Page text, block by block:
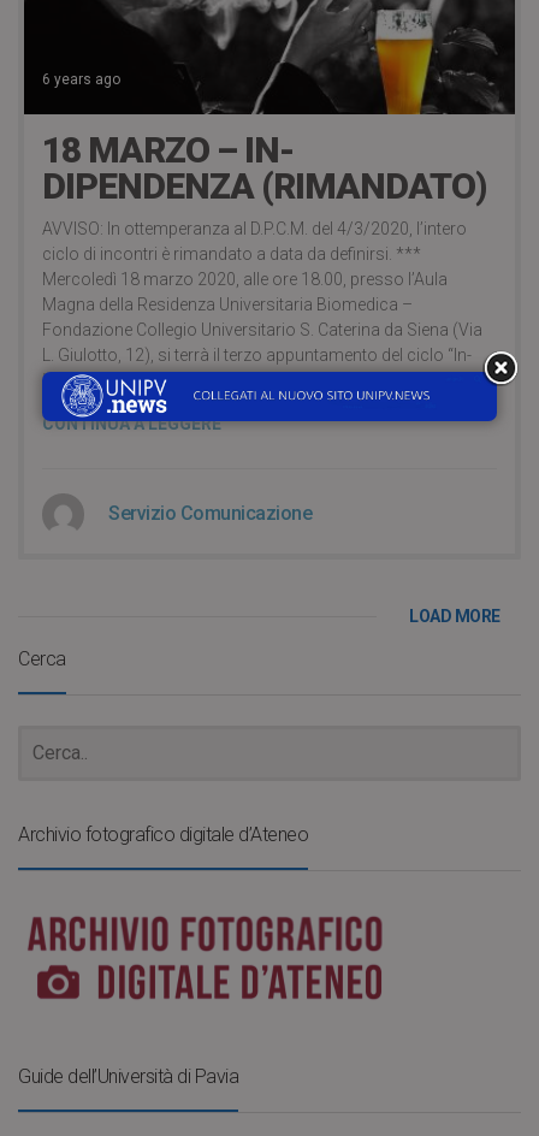
6 years ago
18 MARZO – IN-
DIPENDENZA (RIMANDATO)
AVVISO: In ottemperanza al D.P.C.M. del 4/3/2020, l’intero
ciclo di incontri è rimandato a data da definirsi. ***
Mercoledì 18 marzo 2020, alle ore 18.00, presso l’Aula
Magna della Residenza Universitaria Biomedica –
Fondazione Collegio Universitario S. Caterina da Siena (Via
L. Giulotto, 12), si terrà il terzo appuntamento del ciclo “In-
Dipendenza”, una serie di quattro
CONTINUA A LEGGERE
Servizio Comunicazione
LOAD MORE
Cerca
Archivio fotografico digitale d’Ateneo
Guide dell’Università di Pavia